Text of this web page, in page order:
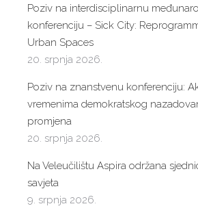
Poziv na interdisciplinarnu
konferenciju – Sick City:
Urban Spaces
20. srpnja 2026.
Poziv na znanstvenu konferenciju:
vremenima demokratskog
promjena
20. srpnja 2026.
Na Veleučilištu Aspira održana
savjeta
9. srpnja 2026.